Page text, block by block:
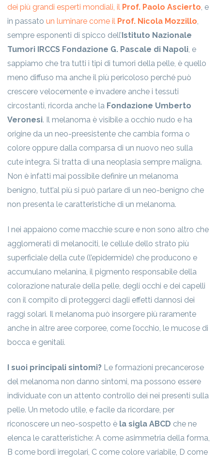
dei più grandi esperti mondiali, il Prof. Paolo Ascierto, e
in passato un luminare come il Prof. Nicola Mozzillo,
sempre esponenti di spicco dell’ Istituto Nazionale
Tumori IRCCS Fondazione G. Pascale di Napoli, e
sappiamo che tra tutti i tipi di tumori della pelle, è quello
meno diffuso ma anche il più pericoloso perché può
crescere velocemente e invadere anche i tessuti
circostanti, ricorda anche la Fondazione Umberto
Veronesi. Il melanoma è visibile a occhio nudo e ha
origine da un neo-preesistente che cambia forma o
colore oppure dalla comparsa di un nuovo neo sulla
cute integra. Si tratta di una neoplasia sempre maligna.
Non è infatti mai possibile definire un melanoma
benigno, tutt’al più si può parlare di un neo-benigno che
non presenta le caratteristiche di un melanoma.
I nei appaiono come macchie scure e non sono altro che
agglomerati di melanociti, le cellule dello strato più
superficiale della cute (l’epidermide) che producono e
accumulano melanina, il pigmento responsabile della
colorazione naturale della pelle, degli occhi e dei capelli
con il compito di proteggerci dagli effetti dannosi dei
raggi solari. Il melanoma può insorgere più raramente
anche in altre aree corporee, come l’occhio, le mucose di
bocca e genitali.
I suoi principali sintomi? Le formazioni precancerose
del melanoma non danno sintomi, ma possono essere
individuate con un attento controllo dei nei presenti sulla
pelle. Un metodo utile, e facile da ricordare, per
riconoscere un neo-sospetto è la sigla ABCD che ne
elenca le caratteristiche: A come asimmetria della forma,
B come bordi irregolari, C come colore variabile, D come